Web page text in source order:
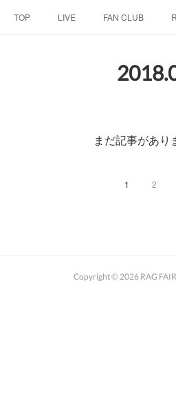
TOP LIVE FAN CLUB
LINK2018.
まだ記事があり
1 2
Copyright © 2026 RAG